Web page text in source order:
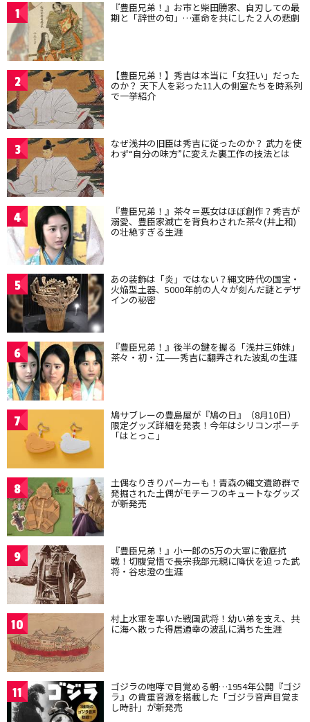
1 『豊臣兄弟！』お市と柴田勝家、自刃しての最
期と「辞世の句」…運命を共にした２人の悲劇
2 【豊臣兄弟！】秀吉は本当に「女狂い」だった
のか？ 天下人を彩った11人の側室たちを時系列
で一挙紹介
3 なぜ浅井の旧臣は秀吉に従ったのか？ 武力を使
わず“自分の味方”に変えた裏工作の技法とは
4 『豊臣兄弟！』茶々＝悪女はほぼ創作？秀吉が
溺愛、豊臣家滅亡を背負わされた茶々(井上和)
の壮絶すぎる生涯
5 あの装飾は「炎」ではない？縄文時代の国宝・
火焔型土器、5000年前の人々が刻んだ謎とデザ
インの秘密
6 『豊臣兄弟！』後半の鍵を握る「浅井三姉妹」
茶々・初・江——秀吉に翻弄された波乱の生涯
7 鳩サブレーの豊島屋が『鳩の日』（8月10日）
限定グッズ詳細を発表！今年はシリコンポーチ
「はとっこ」
8 土偶なりきりパーカーも！青森の縄文遺跡群で
発掘された土偶がモチーフのキュートなグッズ
が新発売
9 『豊臣兄弟！』小一郎の5万の大軍に徹底抗
戦！切腹覚悟で長宗我部元親に降伏を迫った武
将・谷忠澄の生涯
10 村上水軍を率いた戦国武将！幼い弟を支え、共
に海へ散った得居通幸の波乱に満ちた生涯
11 ゴジラの咆哮で目覚める朝…1954年公開『ゴジ
ラ』の貴重音源を搭載した「ゴジラ音声目覚ま
し時計」が新発売